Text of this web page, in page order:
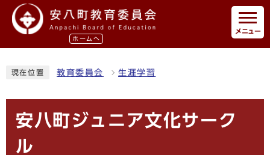
ホームへ
メニュー
現在位置 教育委員会 生涯学習
安八町ジュニア文化サーク
ル